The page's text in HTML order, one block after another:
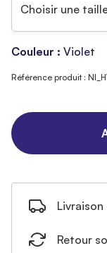
Choisir une
Couleur : Violet
Référence produit :
Retour